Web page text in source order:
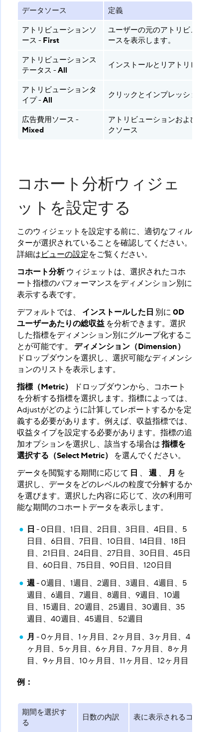
データソース
定義
アトリビューションソ
ース - First
ユーザーの元のアトリビューショ
ースを表示します。
アトリビューションス
テータス -All
インストールとリアトリビューシ
アトリビューションタ
イプ -All
クリックとインプレッション
広告費用ソース -
Mixed
アトリビューションおよびネット
クソース
コホート分析ウィジェ
ットを設定する
このウィジェットを設定する前に、適切なフィル
ターが選択されていることを確認してください。
詳細はビューの設定をご覧ください。
コホート分析​ ウィジェットは、選択されたコホ
ート指標のパフォーマンスをディメンション別に
表示する表です。
デフォルトでは、 インストールした日 ​ 別に0D
ユーザーあたりの総収益​ を分析できます。選択
した指標をディメンション別にグループ化するこ
とが可能です。 ディメンション（Dimension）
ドロップダウンを選択し、選択可能なディメンシ
ョンのリストを表示します。
指標（Metric）
​ ドロップダウンから、コホート
を分析する指標を選択します。指標によっては、
Adjustがどのように計算してレポートするかを定
義する必要があります。例えば、収益指標では、
収益タイプを設定する必要があります。指標の追
加オプションを選択し、該当する場合は指標を
選択する（Select Metric）
​ を選んでください。
データを閲覧する期間に応じて 日 ​ 、 週​ 、 月 ​ を
選択し、データをどのレベルの粒度で分解するか
を選びます。選択した内容に応じて、次の利用可
能な期間のコホートデータを表示します。
日 ​ - 0日目、1日目、2日目、3日目、4日目、5
日目、6日目、7日目、10日目、14日目、18日
目、21日目、24日目、27日目、30日目、45日
目、60日目、75日目、90日目、120日目
週​ - 0週目、1週目、2週目、3週目、4週目、5
週目、6週目、7週目、8週目、9週目、10週
目、15週目、20週目、25週目、30週目、35
週目、40週目、45週目、52週目
月 ​ - 0ヶ月目、1ヶ月目、2ヶ月目、3ヶ月目、4
ヶ月目、5ヶ月目、6ヶ月目、7ヶ月目、8ヶ月
目、9ヶ月目、10ヶ月目、11ヶ月目、12ヶ月目
例：
期間を選択す
る
日数の内訳 表に表示されるコホート